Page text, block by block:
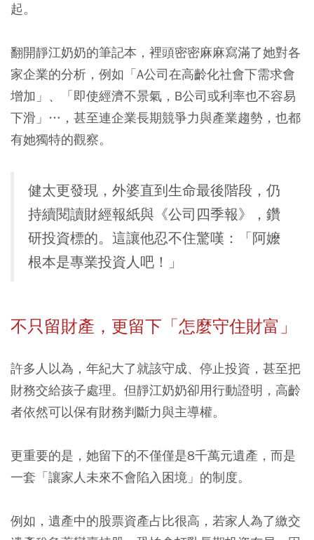
起。
翻開靜江奶奶的筆記本，裡頭密密麻麻寫滿了她對各
家企業的分析，例如「A公司在高齡化社會下需求會
增加」、「即使經濟不景氣，B公司或利率也不容易
下滑」…，甚至連企業長期競爭力與產業趨勢，也都
有她獨特的觀察。
健太更發現，外婆直到生命最後階段，仍
持續閱讀財經報紙與《公司四季報》，鑽
研投資標的。這讓他忍不住驚嘆：「阿嬤
根本是專業投資人吧！」
不只留財產，更留下「怎麼守住財富」
許多人以為，年紀大了就該守成、停止投資，甚至把
財務交給孩子處理。但靜江奶奶卻用行動證明，高齡
者依然可以保有財務判斷力與主導權。
更重要的是，她留下的不僅僅是8千萬元遺產，而是
一套「讓家人未來不會陷入困境」的制度。
例如，遺產中的股票資產占比很高，若家人為了繳交